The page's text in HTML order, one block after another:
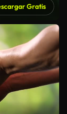
Gratis